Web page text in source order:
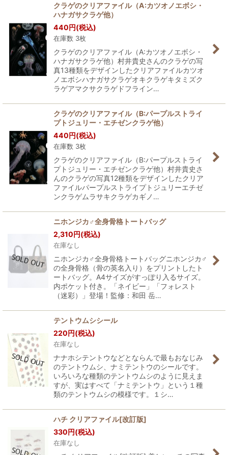
クラゲのクリアファイル（A:カツオノエボシ・
ハナガサクラゲ他）
440円(税込)
在庫数 3枚
クラゲのクリアファイル（A:カツオノエボシ・
ハナガサクラゲ他）村井貴史さんのクラゲの写
真13種類をデザインしたクリアファイルカツオ
ノエボシハナガサクラゲオキクラゲキタミズク
ラゲアマクサクラゲドフライン…
クラゲのクリアファイル（B:パープルストライ
プトジュリー・エチゼンクラゲ他）
440円(税込)
在庫数 3枚
クラゲのクリアファイル（B:パープルストライ
プトジュリー・エチゼンクラゲ他）村井貴史さ
んのクラゲの写真12種類をデザインしたクリア
ファイルパープルストライプトジュリーエチゼ
ンクラゲムラサキクラゲカギノ…
ニホンジカ♂全身骨格トートバッグ
2,310円(税込)
在庫なし
ニホンジカ♂全身骨格トートバッグニホンジカ♂
の全身骨格（骨の英名入り）をプリントしたト
ートバッグ。A4サイズがすっぽり入るサイズ。
内ポケット付き。「ネイビー」「フォレスト
（迷彩）」登場！監修：和田 岳…
テントウムシシール
220円(税込)
在庫なし
ナナホシテントウなどとならんで最もおなじみ
のテントウムシ、ナミテントウのシールです。
いろいろな種類のテントウムシのように見えま
すが、実はすべて「ナミテントウ」という１種
類のテントウムシの模様です。１シ…
ハチ クリアファイル[改訂版]
330円(税込)
在庫なし